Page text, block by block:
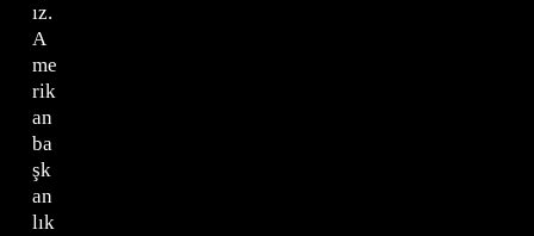
ız.
A
me
rik
an
ba
şk
an
lık